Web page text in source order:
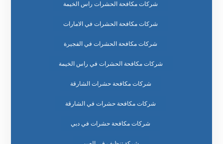
شركات مكافحة الحشرات راس الخيمة
شركات مكافحة الحشرات في الامارات
شركات مكافحة الحشرات في الفجيرة
شركات مكافحة الحشرات في راس الخيمة
شركات مكافحة حشرات الشارقة
شركات مكافحة حشرات في الشارقة
شركات مكافحة حشرات في دبي